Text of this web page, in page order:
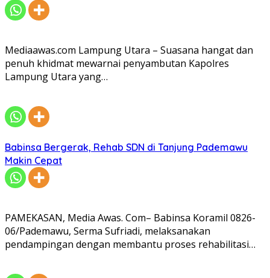
Mediaawas.com Lampung Utara – Suasana hangat dan
penuh khidmat mewarnai penyambutan Kapolres
Lampung Utara yang…
Babinsa Bergerak, Rehab SDN di Tanjung Pademawu
Makin Cepat
PAMEKASAN, Media Awas. Com– Babinsa Koramil 0826-
06/Pademawu, Serma Sufriadi, melaksanakan
pendampingan dengan membantu proses rehabilitasi…